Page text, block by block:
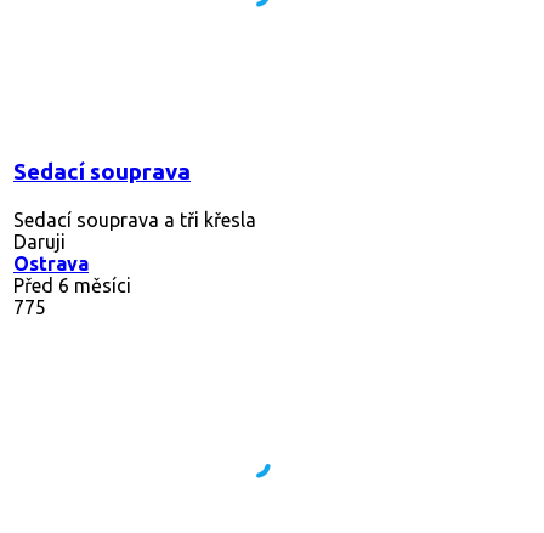
Sedací souprava
Sedací souprava a tři křesla
Daruji
Ostrava
Před 6 měsíci
775